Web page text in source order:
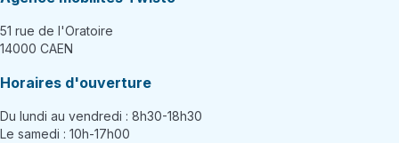
51 rue de l'Oratoire
14000 CAEN
Horaires d'ouverture
Du lundi au vendredi : 8h30-18h30
Le samedi : 10h-17h00